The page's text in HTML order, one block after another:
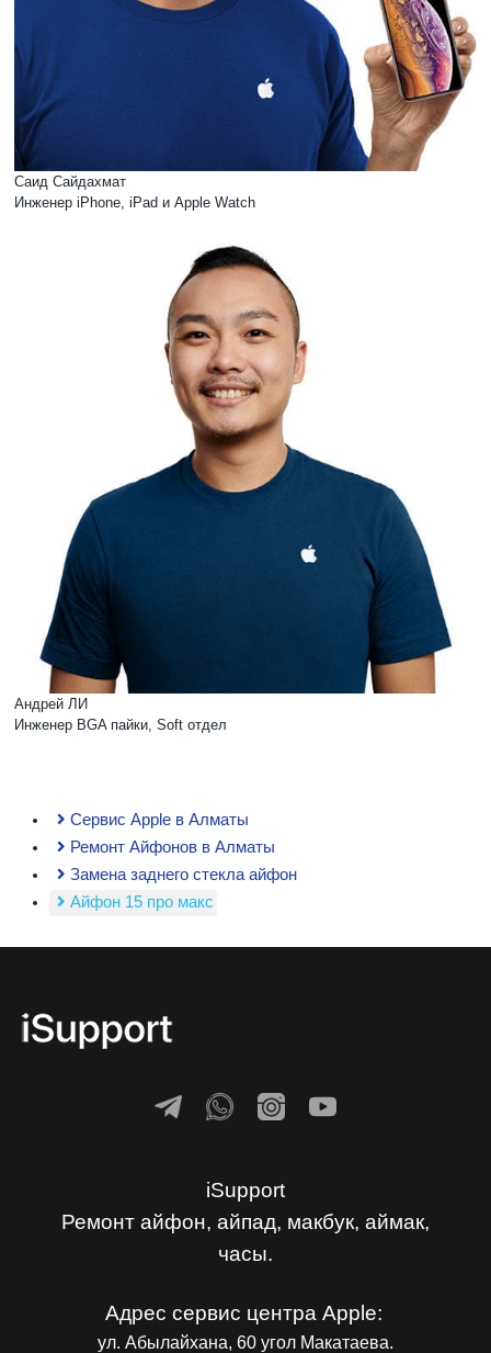
Саид Сайдахмат
Инженер iPhone, iPad и Apple Watch
Андрей ЛИ
Инженер BGA пайки, Soft отдел
Сервис Apple в Алматы
Ремонт Айфонов в Алматы
Замена заднего стекла айфон
Айфон 15 про макс
iSupport
Ремонт айфон, айпад, макбук, аймак,
часы.
Адрес сервис центра Apple:
ул. Абылайхана, 60 угол Макатаева.